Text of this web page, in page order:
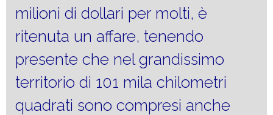
milioni di dollari per molti, è
ritenuta un affare, tenendo
presente che nel grandissimo
territorio di 101 mila chilometri
quadrati sono compresi anche